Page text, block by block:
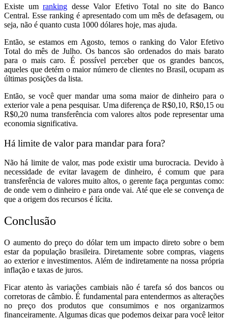
Existe um ranking desse Valor Efetivo Total no site do Banco
Central. Esse ranking é apresentado com um mês de defasagem, ou
seja, não é quanto custa 1000 dólares hoje, mas ajuda.
Então, se estamos em Agosto, temos o ranking do Valor Efetivo
Total do mês de Julho. Os bancos são ordenados do mais barato
para o mais caro. É possível perceber que os grandes bancos,
aqueles que detém o maior número de clientes no Brasil, ocupam as
últimas posições da lista.
Então, se você quer mandar uma soma maior de dinheiro para o
exterior vale a pena pesquisar. Uma diferença de R$0,10, R$0,15 ou
R$0,20 numa transferência com valores altos pode representar uma
economia significativa.
Há limite de valor para mandar para fora?
Não há limite de valor, mas pode existir uma burocracia. Devido à
necessidade de evitar lavagem de dinheiro, é comum que para
transferência de valores muito altos, o gerente faça perguntas como:
de onde vem o dinheiro e para onde vai. Até que ele se convença de
que a origem dos recursos é lícita.
Conclusão
O aumento do preço do dólar tem um impacto direto sobre o bem
estar da população brasileira. Diretamente sobre compras, viagens
ao exterior e investimentos. Além de indiretamente na nossa própria
inflação e taxas de juros.
Ficar atento às variações cambiais não é tarefa só dos bancos ou
corretoras de câmbio. É fundamental para entendermos as alterações
no preço dos produtos que consumimos e nos organizarmos
financeiramente. Algumas dicas que podemos deixar para você leitor